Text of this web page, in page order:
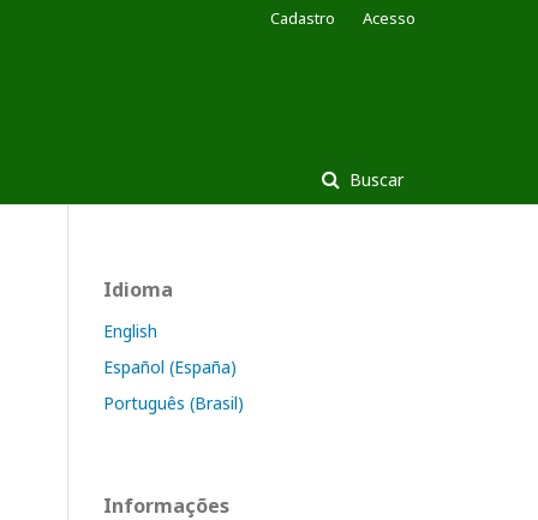
Buscar
Cadastro Acesso
Idioma
English
Español (España)
Português (Brasil)
Informações